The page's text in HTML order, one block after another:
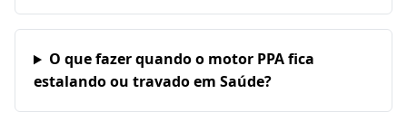
O que fazer quando o motor PPA fica
estalando ou travado em Saúde?